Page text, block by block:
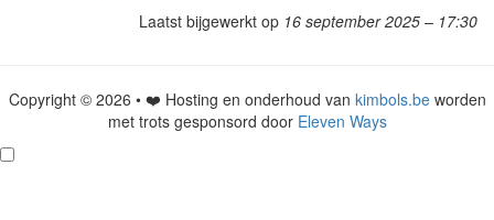
Laatst bijgewerkt op 16 september 2025 – 17:30
Copyright © 2026 • ❤️ Hosting en onderhoud van kimbols.beworden
met trots gesponsord door Eleven Ways